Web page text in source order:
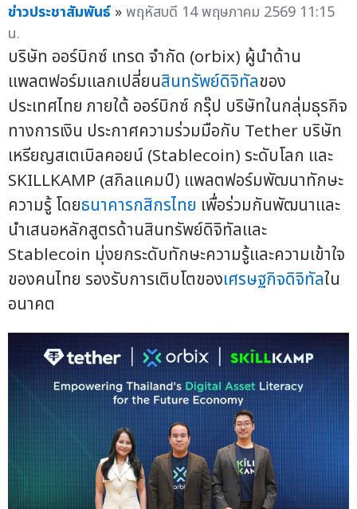
ข่าวประชาสัมพันธ์ »พฤหัสบดี 14 พฤษภาคม 2569 11:15
น.
บริษัท ออร์บิกซ์ เทรด จำกัด (orbix) ผู้นำด้าน
แพลตฟอร์มแลกเปลี่ยนสินทรัพย์ดิจิทัลของ
ประเทศไทย ภายใต้ ออร์บิกซ์ กรุ๊ป บริษัทในกลุ่มธุรกิจ
ทางการเงิน ประกาศความร่วมมือกับ Tether บริษัท
เหรียญสเตเบิลคอยน์ (Stablecoin) ระดับโลก และ
SKILLKAMP (สกิลแคมป์) แพลตฟอร์มพัฒนาทักษะ
ความรู้ โดยธนาคารกสิกรไทย เพื่อร่วมกันพัฒนาและ
นำเสนอหลักสูตรด้านสินทรัพย์ดิจิทัลและ
Stablecoin มุ่งยกระดับทักษะความรู้และความเข้าใจ
ของคนไทย รองรับการเติบโตของเศรษฐกิจดิจิทัลใน
อนาคต